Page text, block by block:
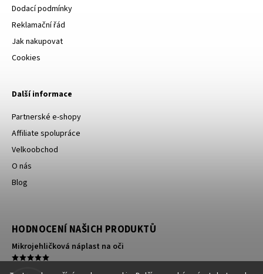
Dodací podmínky
Reklamační řád
Jak nakupovat
Cookies
Další informace
Partnerské e-shopy
Affiliate spolupráce
Velkoobchod
O nás
Blog
HODNOCENÍ NAŠICH PRODUKTŮ
Mikrojehličková náplast na oči